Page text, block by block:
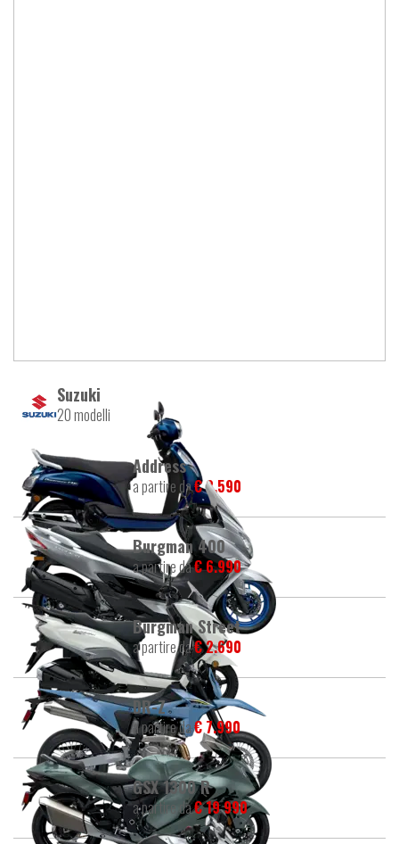
Suzuki
20 modelli
Address
a partire da€ 2.590
Burgman 400
a partire da€ 6.990
Burgman Street
a partire da€ 2.690
DR-Z
a partire da€ 7.990
GSX 1300 R
a partire da€ 19.990